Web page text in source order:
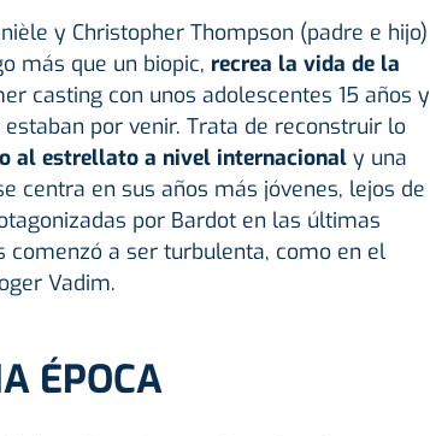
y Christopher Thompson (padre e hijo)
más que un biopic, recrea la vida de la
casting con unos adolescentes 15 años y
por venir. Trata de reconstruir lo
al estrellato a nivel internacionaly una
centra en sus años más jóvenes, lejos de
por Bardot en las últimas
comenzó a ser turbulenta, como en el
Vadim.
ÉPOCA